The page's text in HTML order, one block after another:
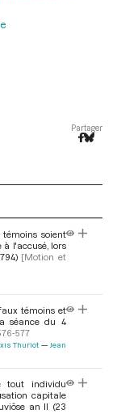
Partager
soient
à l'accusé, lors
[Motion et
témoins et
séance du 4
577
Thuriot
Jean
tout individu
capitale
an II (23